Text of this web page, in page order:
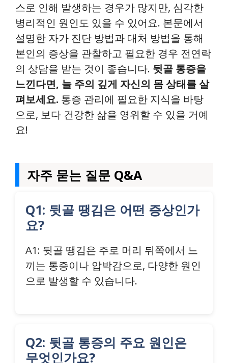
스로 인해 발생하는 경우가 많지만, 심각한
병리적인 원인도 있을 수 있어요. 본문에서
설명한 자가 진단 방법과 대처 방법을 통해
본인의 증상을 관찰하고 필요한 경우 전연락
의 상담을 받는 것이 좋습니다. 뒷골 통증을
느낀다면, 늘 주의 깊게 자신의 몸 상태를 살
펴보세요. 통증 관리에 필요한 지식을 바탕
으로, 보다 건강한 삶을 영위할 수 있을 거예
요!
자주 묻는 질문 Q&A
Q1: 뒷골 땡김은 어떤 증상인가
요?
A1: 뒷골 땡김은 주로 머리 뒤쪽에서 느
끼는 통증이나 압박감으로, 다양한 원인
으로 발생할 수 있습니다.
Q2: 뒷골 통증의 주요 원인은
무엇인가요?